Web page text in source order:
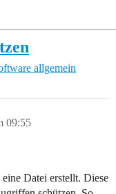
allgemein
09:55
Datei erstellt. Diese